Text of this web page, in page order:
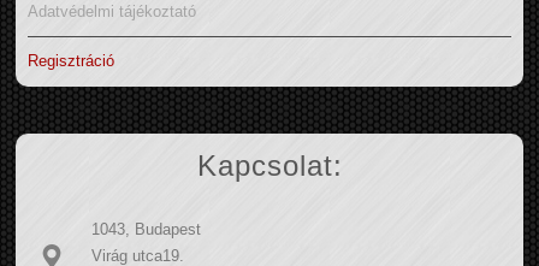
Adatvédelmi tájékoztató
Regisztráció
Kapcsolat:
1043, Budapest
Virág utca19.